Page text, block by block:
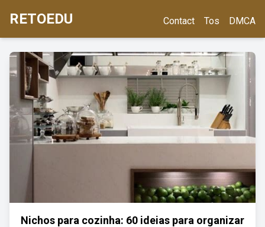
RETOEDU Contact Tos DMCA
Nichos para cozinha: 60 ideias para organizar